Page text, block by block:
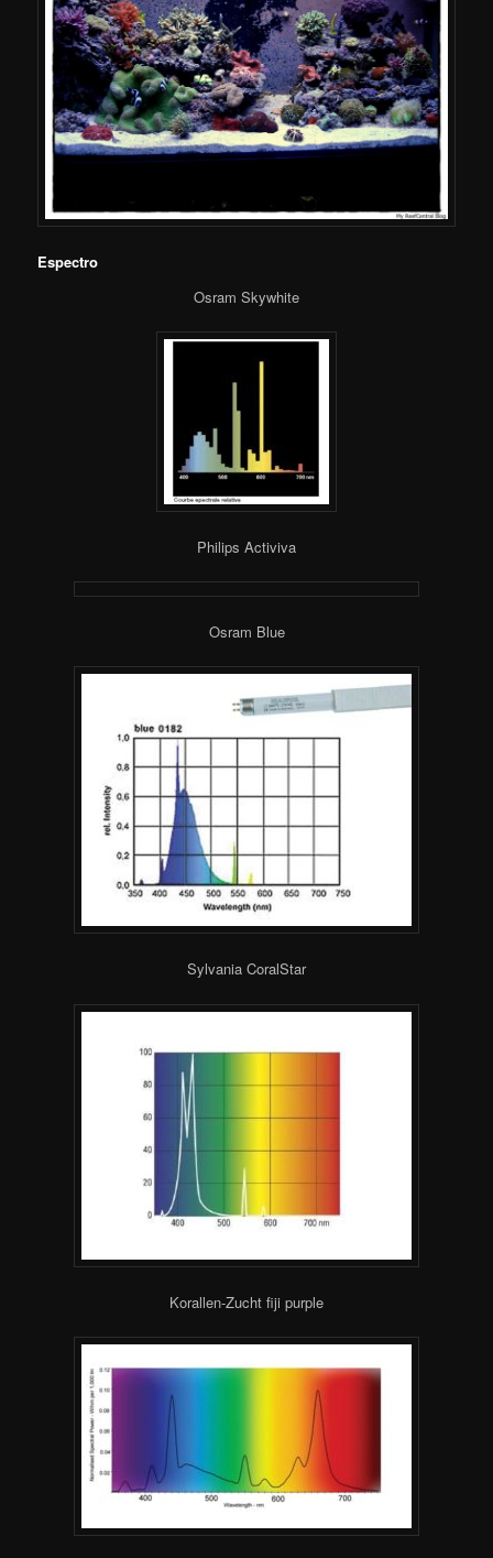
Espectro
Osram Skywhite
Philips Activiva
Osram Blue
Sylvania CoralStar
Korallen-Zucht fiji purple